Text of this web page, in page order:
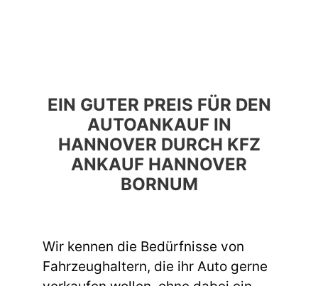
EIN GUTER PREIS FÜR DEN
AUTOANKAUF IN
HANNOVER DURCH KFZ
ANKAUF HANNOVER
BORNUM
Wir kennen die Bedürfnisse von
Fahrzeughaltern, die ihr Auto gerne